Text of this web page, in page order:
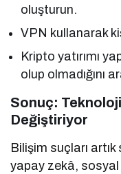
oluşturun.
VPN kullanarak
Kripto yatırımı
olup olmadığını
Sonuç:
Değiştiriyor
Bilişim suçları artık
yapay zekâ,